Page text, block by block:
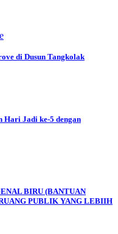
di Dusun Tangkolak
Hari Jadi ke-5 dengan
BIRU (BANTUAN
PUBLIK YANG LEBIIH